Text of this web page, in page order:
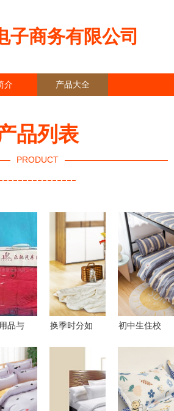
子商务有限公司
介 产品大全
品列表
PRODUCT
品与
业解
案
换季时分如
箱包
初中生住校
灰色星光璀
璨被套枕套